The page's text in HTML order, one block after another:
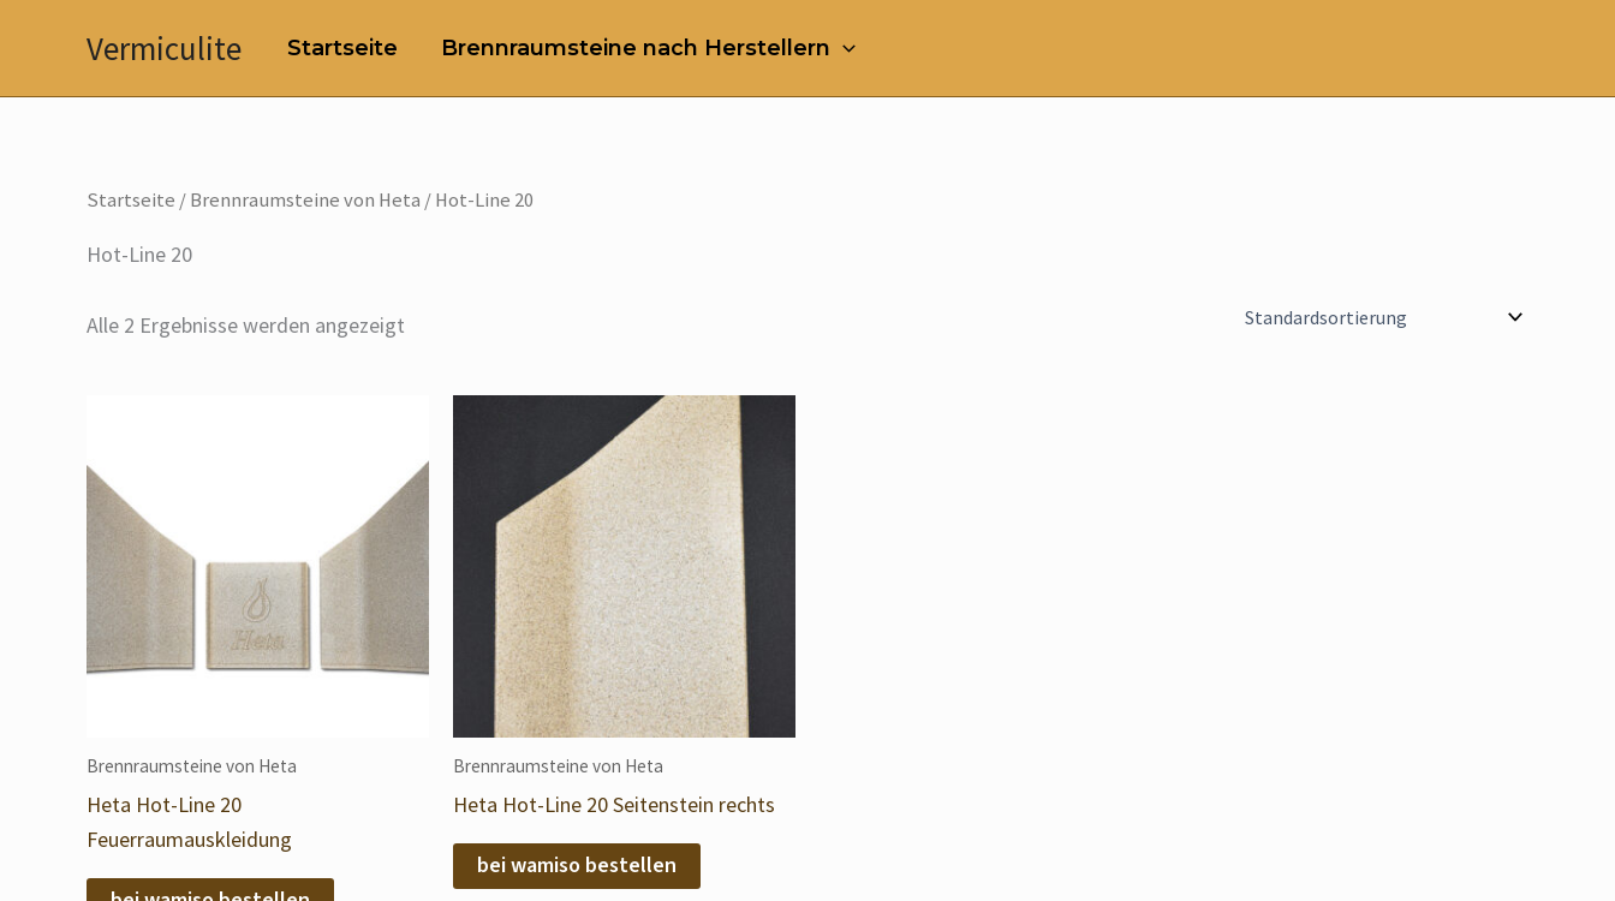
Vermiculite Startseite Brennraumsteine nach Herstellern
Startseite /Brennraumsteine von Heta / Hot-Line 20
Hot-Line 20
Alle 2 Ergebnisse werden angezeigt
Brennraumsteine von Heta
Heta Hot-Line 20
Feuerraumauskleidung
Brennraumsteine von Heta
Heta Hot-Line 20 Seitenstein rechts
bei wamiso bestellen